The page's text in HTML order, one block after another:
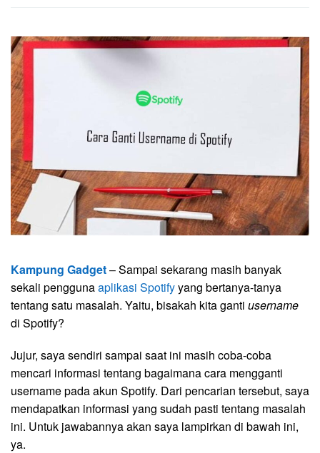
Kampung Gadget– Sampai sekarang masih banyak
sekali penggunaaplikasi Spotifyyang bertanya-tanya
tentang satu masalah. Yaitu, bisakah kita ganti username
di Spotify?
Jujur, saya sendiri sampai saat ini masih coba-coba
mencari informasi tentang bagaimana cara mengganti
username pada akun Spotify. Dari pencarian tersebut, saya
mendapatkan informasi yang sudah pasti tentang masalah
ini. Untuk jawabannya akan saya lampirkan di bawah ini,
ya.